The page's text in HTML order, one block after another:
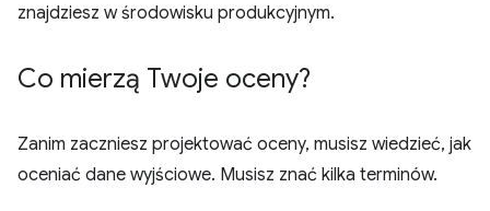
znajdziesz w środowisku produkcyjnym.
Co mierzą Twoje oceny?
Zanim zaczniesz projektować oceny, musisz wiedzieć, jak
oceniać dane wyjściowe. Musisz znać kilka terminów.